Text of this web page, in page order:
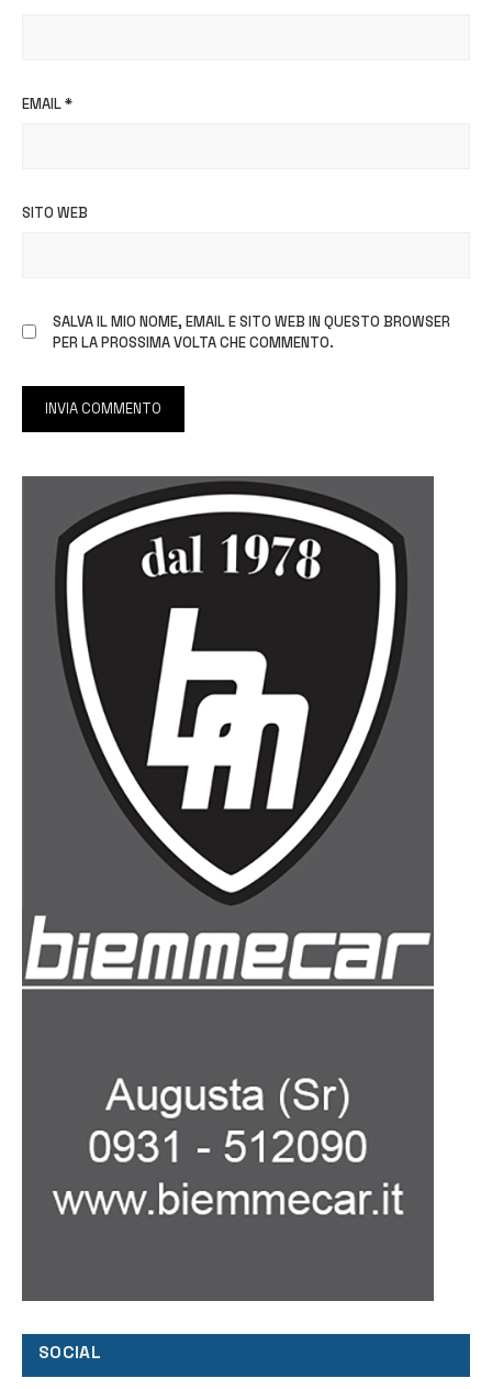
EMAIL*
SITO WEB
SALVA IL MIO NOME, EMAIL E SITO WEB IN QUESTO BROWSER
PER LA PROSSIMA VOLTA CHE COMMENTO.
SOCIAL